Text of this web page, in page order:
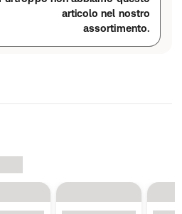
articolo nel nostro
assortimento.